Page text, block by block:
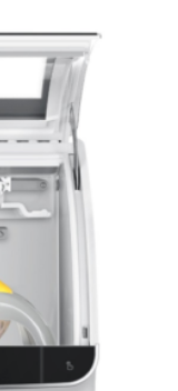
ック消费品セイント